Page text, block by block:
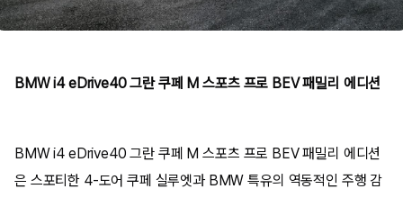
BMW i4 eDrive40 그란 쿠페 M 스포츠 프로 BEV 패밀리 에디션
BMW i4 eDrive40 그란 쿠페 M 스포츠 프로 BEV 패밀리 에디션
은 스포티한 4-도어 쿠페 실루엣과 BMW 특유의 역동적인 주행 감